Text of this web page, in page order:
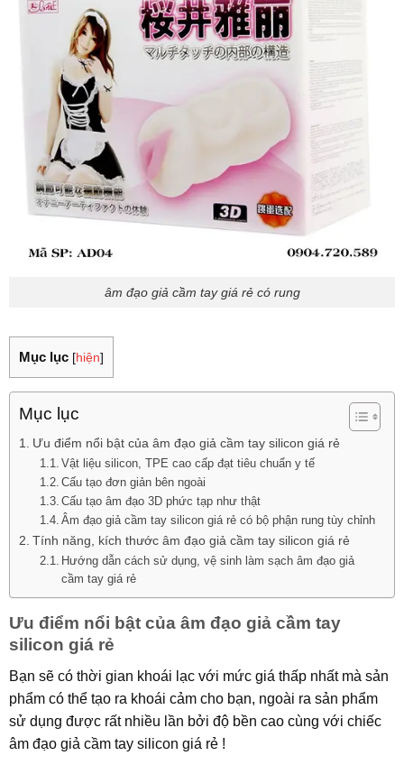
âm đạo giả cầm tay giá rẻ có rung
Mục lục [hiện]
Mục lục
Ưu điểm nổi bật của âm đạo giả cầm tay silicon giá rẻ
Vật liệu silicon, TPE cao cấp đạt tiêu chuẩn y tế
Cấu tạo đơn giản bên ngoài
Cấu tạo âm đạo 3D phức tạp như thật
Âm đạo giả cầm tay silicon giá rẻ có bộ phận rung tùy chỉnh
Tính năng, kích thước âm đạo giả cầm tay silicon giá rẻ
Hướng dẫn cách sử dụng, vệ sinh làm sạch âm đạo giả
cầm tay giá rẻ
Ưu điểm nổi bật của âm đạo giả cầm tay
silicon giá rẻ
Bạn sẽ có thời gian khoái lạc với mức giá thấp nhất mà sản
phẩm có thể tạo ra khoái cảm cho bạn, ngoài ra sản phẩm
sử dụng được rất nhiều lần bởi độ bền cao cùng với chiếc
âm đạo giả cầm tay silicon giá rẻ !